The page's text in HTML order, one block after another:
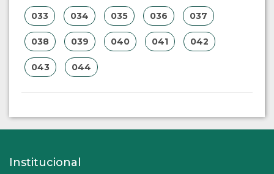
033 034 035 036 037
038 039 040 041 042
043 044
Institucional